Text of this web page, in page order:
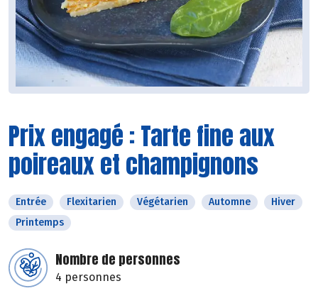
Prix engagé : Tarte fine aux
poireaux et champignons
Entrée Flexitarien Végétarien Automne
Hiver
Printemps
Nombre de personnes
4 personnes